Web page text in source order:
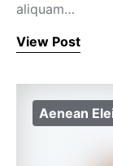
aliquam…
View Post
Aenean